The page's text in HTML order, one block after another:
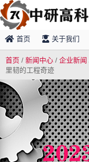
首页 关于我们
首页 /新闻中心 /企业新闻
里韧的工程奇迹